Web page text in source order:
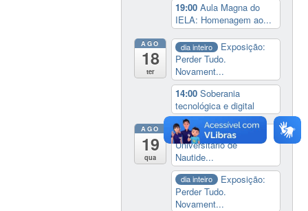
19:00Aula Magna do
IELA: Homenagem ao...
AGO
18
ter
dia inteiro
Exposição:
Perder Tudo.
Novament...
14:00Soberania
tecnológica e digital
AGO
19
qua
dia inteiro
Desafio
Universitário de
Nautide...
dia inteiro
Exposição:
Perder Tudo.
Novament...